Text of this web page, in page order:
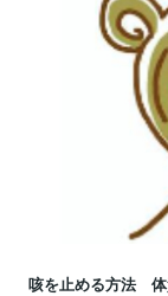
咳を止める方法 体